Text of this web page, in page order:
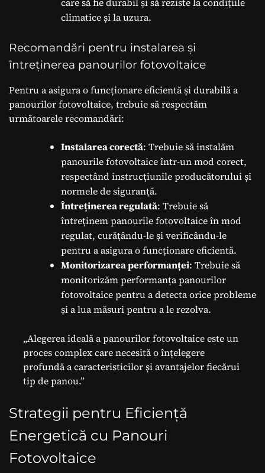
climatice și la uzura.
Recomandări pentru instalarea și
întreținerea panourilor fotovoltaice
Pentru a asigura o funcționare eficientă și durabilă a
panourilor fotovoltaice, trebuie să respectăm
următoarele recomandări:
Instalarea corectă: Trebuie să instalăm
panourile fotovoltaice într-un mod corect,
respectând instrucțiunile producătorului și
normele de siguranță.
Întreținerea regulată: Trebuie să
întreținem panourile fotovoltaice în mod
regulat, curățându-le și verificându-le
pentru a asigura o funcționare eficientă.
Monitorizarea performanței: Trebuie să
monitorizăm performanța panourilor
fotovoltaice pentru a detecta orice probleme
și a lua măsuri pentru a le rezolva.
„Alegerea ideală a panourilor fotovoltaice este un
proces complex care necesită o înțelegere
profundă a caracteristicilor și avantajelor fiecărui
tip de panou.”
Strategii pentru Eficiență
Energetică cu Panouri
Fotovoltaice